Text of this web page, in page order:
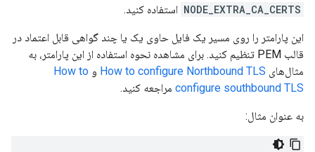
NODE_EXTRA_CA_CERTS استفاده کنید.
این پارامتر را روی مسیر یک فایل حاوی یک یا چند گواهی قابل اعتماد در
قالب PEM تنظیم کنید. برای مشاهده نحوه استفاده از این پارامتر، به
مثال‌های How to configure Northbound TLS و How to
configure southbound TLS مراجعه کنید.
به عنوان مثال: